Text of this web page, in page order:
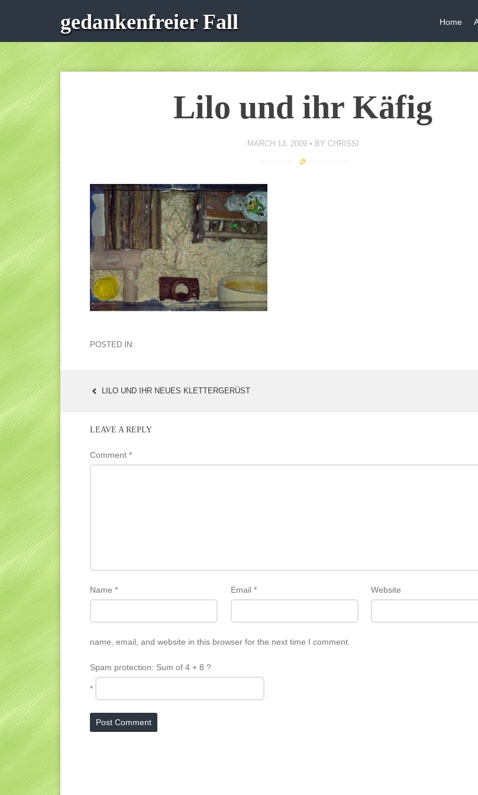
gedankenfreier Fall Home
Lilo und ihr Käfig
MARCH 13, 2009 BY CHRISSI
POSTED IN:
POST
LILO UND IHR NEUES KLETTERGERÜST
LEAVE A REPLY
Comment *
Name * Email *
Website
name, email, and website in this browser for the next time I comment.
Spam protection: Sum of 4 + 8 ?
*